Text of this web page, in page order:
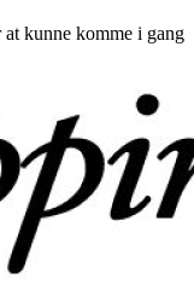
kunne komme i gang